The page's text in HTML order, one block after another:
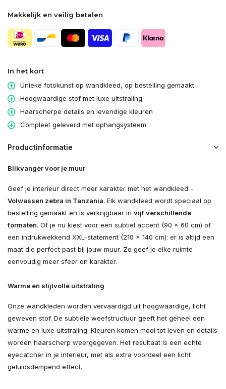
Makkelijk en veilig betalen
In het kort
Unieke fotokunst op wandkleed, op bestelling gemaakt
Hoogwaardige stof met luxe uitstraling
Haarscherpe details en levendige kleuren
Compleet geleverd met ophangsysteem
Productinformatie
Blikvanger voor je muur
Geef je interieur direct meer karakter met het wandkleed -
Volwassen zebra in Tanzania. Elk wandkleed wordt speciaal op
bestelling gemaakt en is verkrijgbaar in vijf verschillende
formaten. Of je nu kiest voor een subtiel accent (90 × 60 cm) of
een indrukwekkend XXL-statement (210 × 140 cm): er is altijd een
maat die perfect past bij jouw muur. Zo geef je elke ruimte
eenvoudig meer sfeer en karakter.
Warme en stijlvolle uitstraling
Onze wandkleden worden vervaardigd uit hoogwaardige, licht
geweven stof. De subtiele weefstructuur geeft het geheel een
warme en luxe uitstraling. Kleuren komen mooi tot leven en details
worden haarscherp weergegeven. Het resultaat is een echte
eyecatcher in je interieur, met als extra voordeel een licht
geluidsdempend effect.